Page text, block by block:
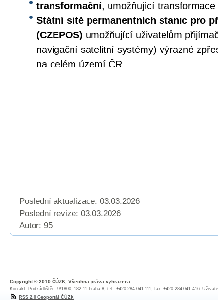
transformační, umožňující transformace
Státní sítě permanentních stanic pro
(CZEPOS) umožňující uživatelům
navigační satelitní systémy) výrazné
na celém území ČR.
Poslední aktualizace: 03.03.2026
Poslední revize: 03.03.2026
Autor: 95
Copyright © 2010 ČÚZK, Všechna práva vyhrazena
Kontakt: Pod sídlištěm 9/1800, 182 11 Praha 8, tel.: +420 284 041 111, fax: +420 284 041 416,
RSS 2.0 Geoportál ČÚZK